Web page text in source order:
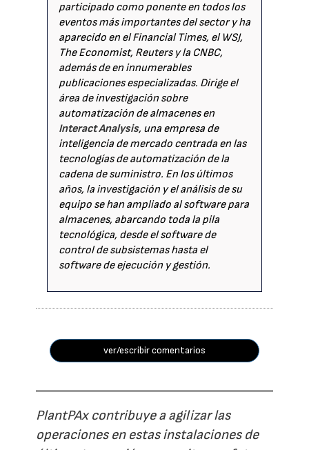
participado como ponente en todos los
eventos más importantes del sector y ha
aparecido en el Financial Times, el WSJ,
The Economist, Reuters y la CNBC,
además de en innumerables
publicaciones especializadas. Dirige el
área de investigación sobre
automatización de almacenes en
Interact Analysis, una empresa de
inteligencia de mercado centrada en las
tecnologías de automatización de la
cadena de suministro. En los últimos
años, la investigación y el análisis de su
equipo se han ampliado al software para
almacenes, abarcando toda la pila
tecnológica, desde el software de
control de subsistemas hasta el
software de ejecución y gestión.
ver/escribir comentarios
PlantPAx contribuye a agilizar las
operaciones en estas instalaciones de